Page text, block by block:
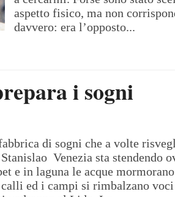
aspetto fisico, ma non
davvero: era l’opposto...
i sogni
di sogni che a volte
Venezia sta stendendo
e in laguna le acque
ed i campi si rimbalzano